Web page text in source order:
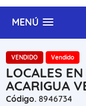
MENÚ
VENDIDO Vendido
LOCALES
ACARIGUA
Código. 8946734